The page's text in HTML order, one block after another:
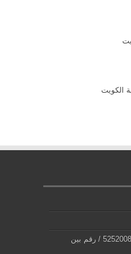
الكويت
بي ان سبورت الكويت / 52520080 / رقم بين